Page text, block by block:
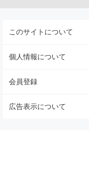
このサイトについて
個人情報について
会員登録
広告表示について